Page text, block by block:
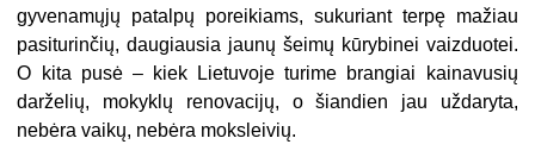
gyvenamųjų patalpų poreikiams, sukuriant terpę mažiau
pasiturinčių, daugiausia jaunų šeimų kūrybinei vaizduotei.
O kita pusė – kiek Lietuvoje turime brangiai kainavusių
darželių, mokyklų renovacijų, o šiandien jau uždaryta,
nebėra vaikų, nebėra moksleivių.